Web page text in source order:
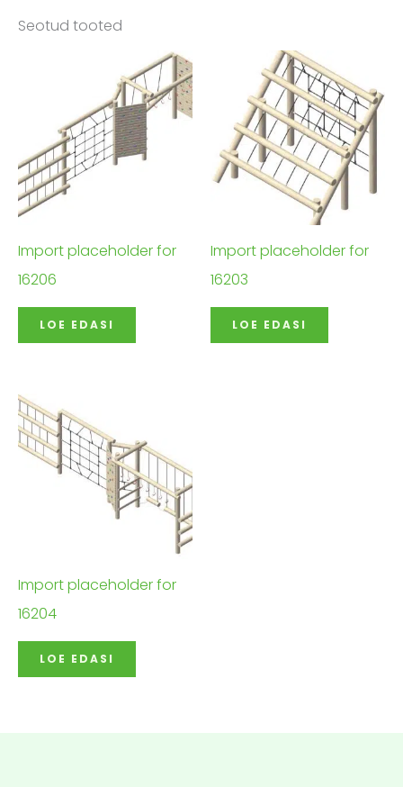
Seotud tooted
Import placeholder for
16206
LOE EDASI
Import placeholder for
16203
LOE EDASI
Import placeholder for
16204
LOE EDASI